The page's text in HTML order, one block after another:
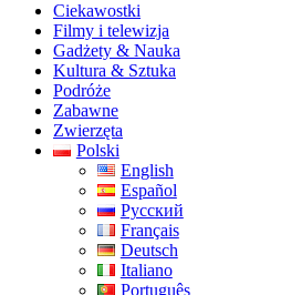
Ciekawostki
Filmy i telewizja
Gadżety & Nauka
Kultura & Sztuka
Podróże
Zabawne
Zwierzęta
Polski
English
Español
Русский
Français
Deutsch
Italiano
Português